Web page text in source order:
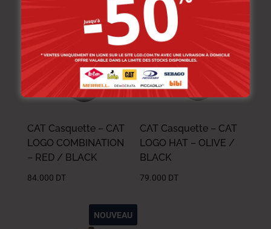
NOUVEAU
CAT Casquette – CAT
LOGO COMBINATION
– RED / BLACK
84.000 DT
CAT Casquette – CAT
LOGO HAT – OLIVE /
BLACK
79.000 DT
NOUVEAU